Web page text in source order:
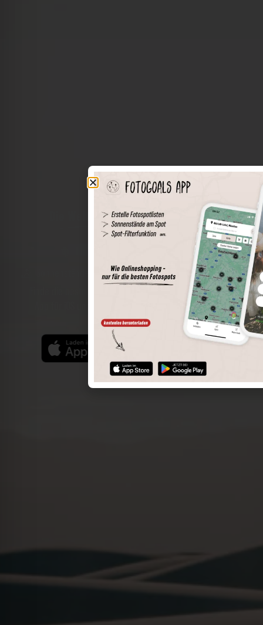
Die Welt der Orte in deiner Tasche
Spots speichern
Sonnenstände am Spot
Spotdetails
Filterfunktion
Finde die besten Fotospots noch einfacher mit unserer
App für iOS und Android und genieße einen größeren
Funktionsumfang